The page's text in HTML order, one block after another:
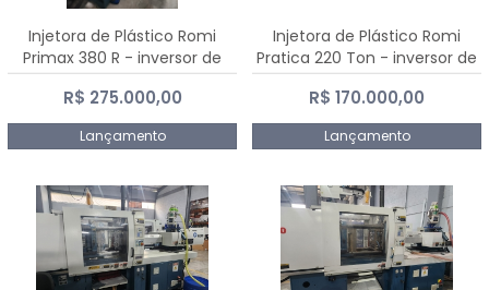
Injetora de Plástico Romi
Primax 380 R - inversor de
frequência NR 12
R$ 275.000,00
Lançamento
Injetora de Plástico Romi
Pratica 220 Ton - inversor de
frequência NR 12
R$ 170.000,00
Lançamento